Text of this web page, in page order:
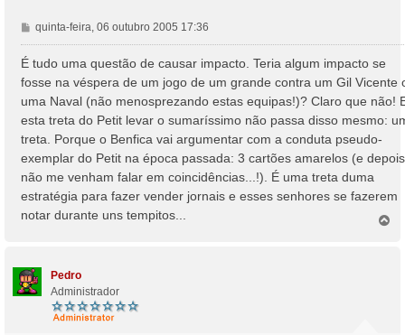
M
e
n
g
e
m
quinta-feira, 06 outubro 2005 17:36
É tudo uma questão de causar impacto. Teria algum impacto se
fosse na véspera de um jogo de um grande contra um Gil Vicente
uma Naval (não menosprezando estas equipas!)? Claro que não!
esta treta do Petit levar o sumaríssimo não passa disso mesmo:
treta. Porque o Benfica vai argumentar com a conduta pseudo-
exemplar do Petit na época passada: 3 cartões amarelos (e depois
não me venham falar em coincidências...!). É uma treta duma
estratégia para fazer vender jornais e esses senhores se fazerem
notar durante uns tempitos...
Pedro
Administrador